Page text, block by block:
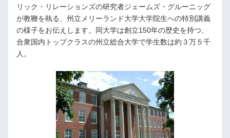
リック・リレーションズの研究者ジェームズ・グルーニッグ
が教鞭を執る、州立メリーランド大学大学院生への特別講義
の様子をお伝えします。同大学は創立150年の歴史を持つ、
合衆国内トップクラスの州立総合大学で学生数は約３万５千
人。